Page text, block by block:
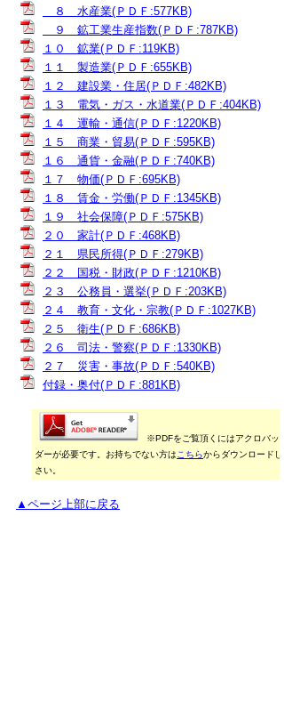
８ 水産業(ＰＤＦ:577KB)
９ 鉱工業生産指数(ＰＤＦ:787KB)
１０ 鉱業(ＰＤＦ:119KB)
１１ 製造業(ＰＤＦ:655KB)
１２ 建設業・住居(ＰＤＦ:482KB)
１３ 電気・ガス・水道業(ＰＤＦ:404KB)
１４ 運輸・通信(ＰＤＦ:1220KB)
１５ 商業・貿易(ＰＤＦ:595KB)
１６ 通貨・金融(ＰＤＦ:740KB)
１７ 物価(ＰＤＦ:695KB)
１８ 賃金・労働(ＰＤＦ:1345KB)
１９ 社会保障(ＰＤＦ:575KB)
２０ 家計(ＰＤＦ:468KB)
２１ 県民所得(ＰＤＦ:279KB)
２２ 国税・財政(ＰＤＦ:1210KB)
２３ 公務員・選挙(ＰＤＦ:203KB)
２４ 教育・文化・宗教(ＰＤＦ:1027KB)
２５ 衛生(ＰＤＦ:686KB)
２６ 司法・警察(ＰＤＦ:1330KB)
２７ 災害・事故(ＰＤＦ:540KB)
付録・奥付(ＰＤＦ:881KB)
※PDFをご覧頂くにはアクロバッ
ダーが必要です。お持ちでない方は こちらからダウンロードし
さい。
▲ページ上部に戻る